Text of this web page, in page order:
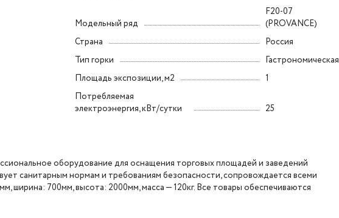
Модельный ряд
F20-07
(PROVANCE)
Страна
Россия
Тип горки
Гастрономическая
Площадь экспозиции, м2
1
Потребляемая
электроэнергия, кВт/сутки
25
оборудование для оснащения торговых площадей и заведений
санитарным нормам и требованиям безопасности, сопровождается всеми
700мм, высота: 2000мм, масса — 120кг. Все товары обеспечиваются